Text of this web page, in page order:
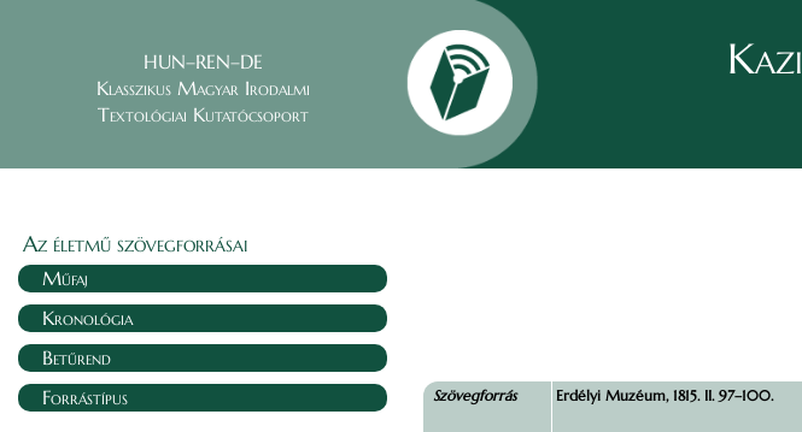
HUN–REN–DE
Klasszikus Magyar Irodalmi
Textológiai Kutatócsoport
Az életmű szövegforrásai
Műfaj
Kronológia
Betűrend
Forrástípus
Szövegforrás Erdélyi Muzéum, 1815. II. 97–100.